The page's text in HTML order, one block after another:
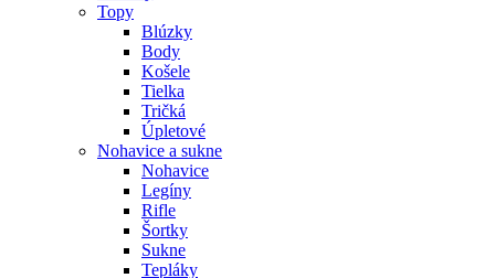
Topy
Blúzky
Body
Košele
Tielka
Tričká
Úpletové
Nohavice a sukne
Nohavice
Legíny
Rifle
Šortky
Sukne
Tepláky